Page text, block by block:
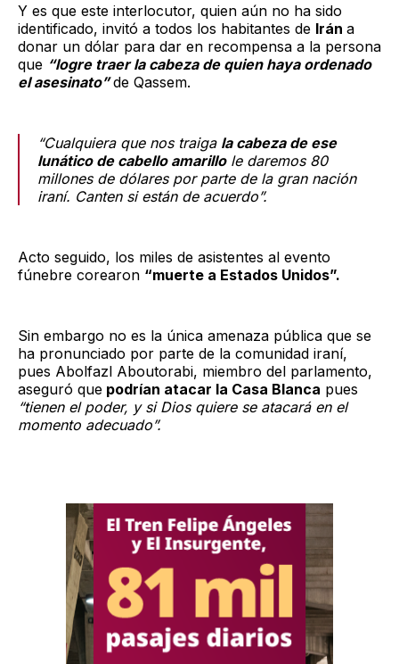
Y es que este interlocutor, quien aún no ha sido
identificado, invitó a todos los habitantes de Irán a
donar un dólar para dar en recompensa a la persona
que “logre traer la cabeza de quien haya ordenado
el asesinato”de Qassem.
“Cualquiera que nos traiga la cabeza de ese
lunático de cabello amarillole daremos 80
millones de dólares por parte de la gran nación
iraní. Canten si están de acuerdo”.
Acto seguido, los miles de asistentes al evento
fúnebre corearon “muerte a Estados Unidos”.
Sin embargo no es la única amenaza pública que se
ha pronunciado por parte de la comunidad iraní,
pues Abolfazl Aboutorabi, miembro del parlamento,
aseguró que podrían atacar la Casa Blanca pues
“tienen el poder, y si Dios quiere se atacará en el
momento adecuado”.